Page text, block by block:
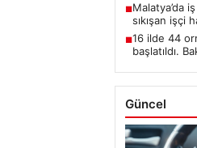
■Malatya’da
sıkışan işçi
■16 ilde 44
başlatıldı.
Güncel